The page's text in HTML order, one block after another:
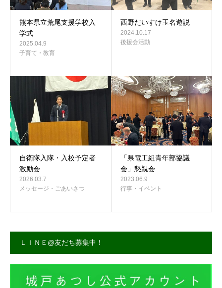
熊本県立荒尾支援学校入
学式
2025.04.9
子育て・教育
西野だいすけ玉名遊説
2024.10.17
後援会活動
自衛隊入隊・入校予定者
激励会
2026.03.7
メッセージ・ごあいさつ
「県電工組青年部協議
会」懇親会
2023.06.9
行事・イベント
ＬＩＮＥ@友だち募集中！